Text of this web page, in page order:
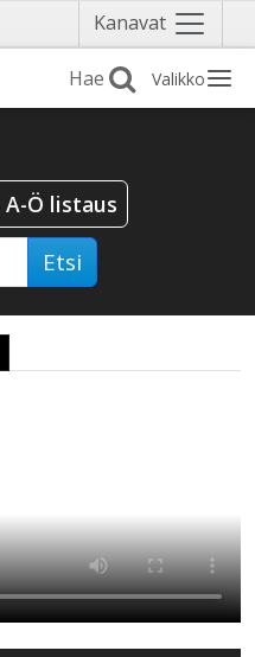
Kanavat Näytä
valikko
Valikko
A-Ö listaus
Etsi